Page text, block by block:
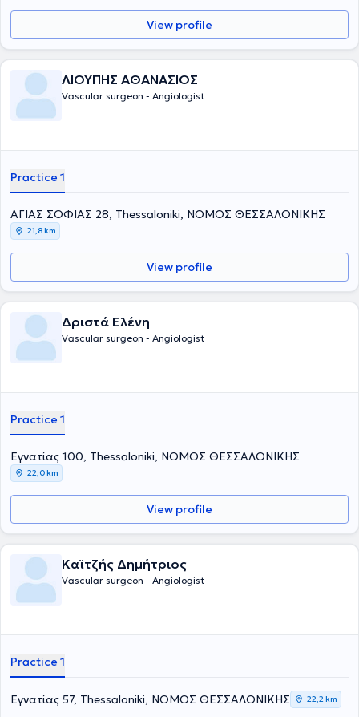
View profile
ΛΙΟΥΠΗΣ ΑΘΑΝΑΣΙΟΣ
Vascular surgeon - Angiologist
Practice 1
ΑΓΙΑΣ ΣΟΦΙΑΣ 28, Thessaloniki, ΝΟΜΟΣ ΘΕΣΣΑΛΟΝΙΚΗΣ
21,8 km
View profile
Δριστά Ελένη
Vascular surgeon - Angiologist
Practice 1
Εγνατίας 100, Thessaloniki, ΝΟΜΟΣ ΘΕΣΣΑΛΟΝΙΚΗΣ
22,0 km
View profile
Καϊτζής Δημήτριος
Vascular surgeon - Angiologist
Practice 1
Εγνατίας 57, Thessaloniki, ΝΟΜΟΣ ΘΕΣΣΑΛΟΝΙΚΗΣ 22,2 km